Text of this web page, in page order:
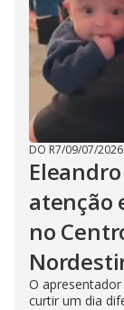
DO R7/09/07/2026
atenção
no
O
curtir um dia